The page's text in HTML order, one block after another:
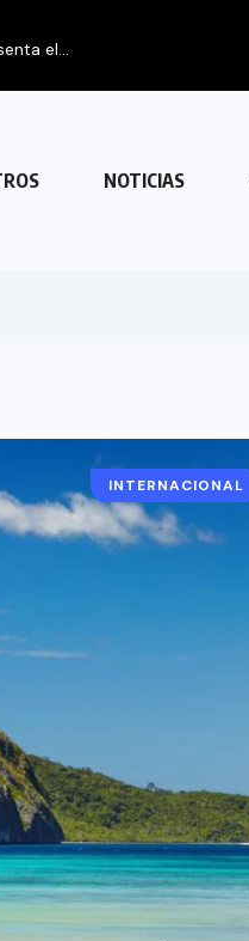
NOTICIAS
INTERNACIONAL